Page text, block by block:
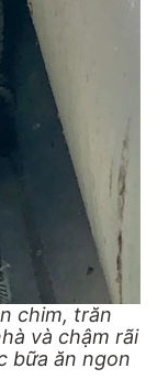
chim, trăn
và chậm rãi
bữa ăn ngon